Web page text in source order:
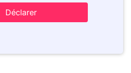
Déclarer